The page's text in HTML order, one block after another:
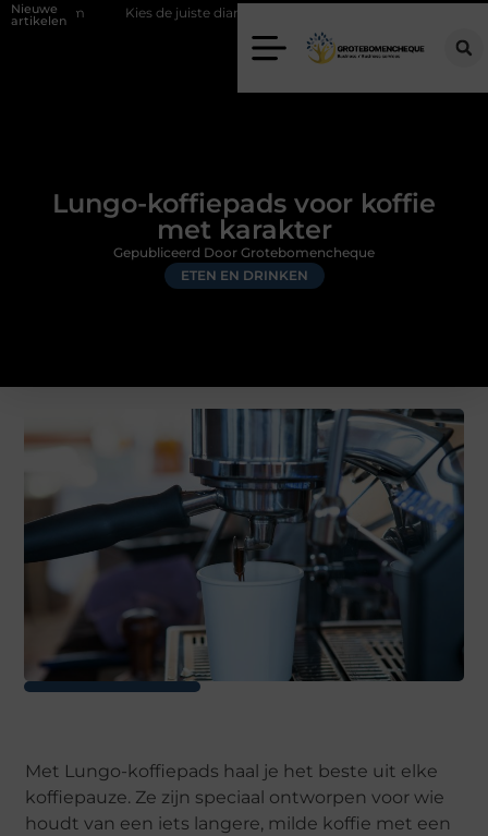
Nieuwe
artikelen
de juiste diamantboor voor uw project
Lungo-koffiepads voor koffie
met karakter
ETEN EN DRINKEN
Gepubliceerd Door Grotebomencheque
Met Lungo-koffiepads haal je het beste uit elke
koffiepauze. Ze zijn speciaal ontworpen voor wie
houdt van een iets langere, milde koffie met een